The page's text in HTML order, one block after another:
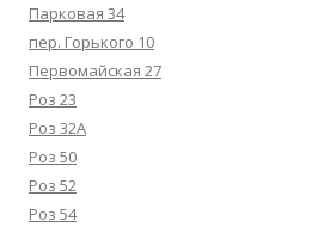
Парковая 34
пер. Горького 10
Первомайская 27
Роз 23
Роз 32А
Роз 50
Роз 52
Роз 54